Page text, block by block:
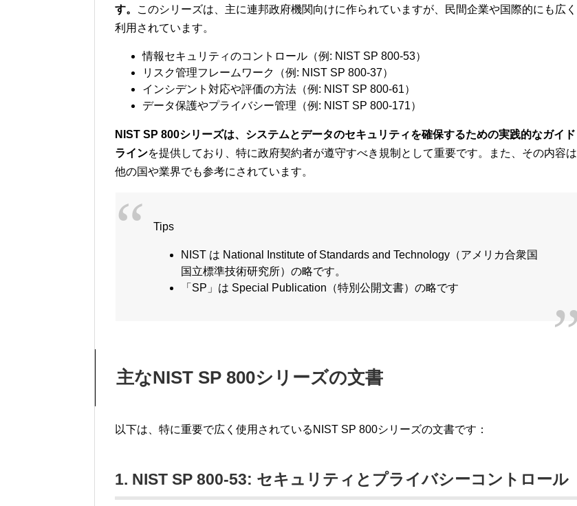
す。
このシリーズは、主に連邦政府機関向けに作られていますが、民間企業や国際的にも広く
利用されています。
情報セキュリティのコントロール（例: NIST SP 800-53）
リスク管理フレームワーク（例: NIST SP 800-37）
インシデント対応や評価の方法（例: NIST SP 800-61）
データ保護やプライバシー管理（例: NIST SP 800-171）
NIST SP 800シリーズは、システムとデータのセキュリティを確保するための実践的なガイド
ラインを提供しており、特に政府契約者が遵守すべき規制として重要です。また、その内容は
他の国や業界でも参考にされています。
Tips
NIST は National Institute of Standards and Technology（アメリカ合衆国
国立標準技術研究所）の略です。
「SP」は Special Publication（特別公開文書）の略です
主なNIST SP 800シリーズの文書
以下は、特に重要で広く使用されているNIST SP 800シリーズの文書です：
1. NIST SP 800-53: セキュリティとプライバシーコントロール